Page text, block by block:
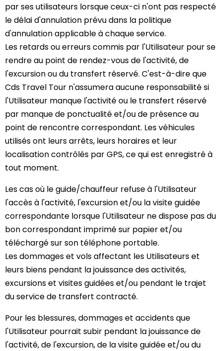
par ses utilisateurs lorsque ceux-ci n'ont pas respecté
le délai d'annulation prévu dans la politique
d'annulation applicable à chaque service.
Les retards ou erreurs commis par l'Utilisateur pour se
rendre au point de rendez-vous de l'activité, de
l'excursion ou du transfert réservé. C'est-à-dire que
Cds Travel Tour n'assumera aucune responsabilité si
l'Utilisateur manque l'activité ou le transfert réservé
par manque de ponctualité et/ou de présence au
point de rencontre correspondant. Les véhicules
utilisés ont leurs arrêts, leurs horaires et leur
localisation contrôlés par GPS, ce qui est enregistré à
tout moment.
Les cas où le guide/chauffeur refuse à l'Utilisateur
l'accès à l'activité, l'excursion et/ou la visite guidée
correspondante lorsque l'Utilisateur ne dispose pas du
bon correspondant imprimé sur papier et/ou
téléchargé sur son téléphone portable.
Les dommages et vols affectant les Utilisateurs et
leurs biens pendant la jouissance des activités,
excursions et visites guidées et/ou pendant le trajet
du service de transfert contracté.
Pour les blessures, dommages et accidents que
l'Utilisateur pourrait subir pendant la jouissance de
l'activité, de l'excursion, de la visite guidée et/ou du